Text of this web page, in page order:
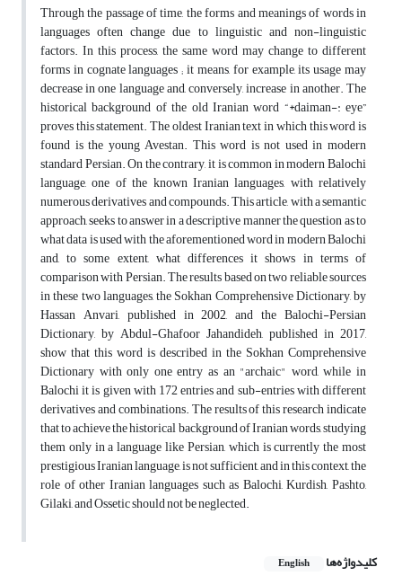
Through the passage of time, the forms and meanings of words in
languages often change due to linguistic and non-linguistic
factors. In this process, the same word may change to different
forms in cognate languages ; it means, for example, its usage may
decrease in one language and, conversely, increase in another. The
historical background of the old Iranian word “*daiman-: eye”
proves this statement. The oldest Iranian text in which this word is
found is the young Avestan. This word is not used in modern
standard Persian. On the contrary, it is common in modern Balochi
language, one of the known Iranian languages, with relatively
numerous derivatives and compounds. This article, with a semantic
approach, seeks to answer in a descriptive manner the question as to
what data is used with the aforementioned word in modern Balochi
and, to some extent, what differences it shows in terms of
comparison with Persian. The results based on two reliable sources
in these two languages, the Sokhan Comprehensive Dictionary, by
Hassan Anvari, published in 2002, and the Balochi-Persian
Dictionary, by Abdul-Ghafoor Jahandideh, published in 2017,
show that this word is described in the Sokhan Comprehensive
Dictionary with only one entry as an "archaic" word, while in
Balochi it is given with 172 entries and sub-entries with different
derivatives and combinations. The results of this research indicate
that to achieve the historical background of Iranian words, studying
them only in a language like Persian, which is currently the most
prestigious Iranian language, is not sufficient, and in this context, the
role of other Iranian languages such as Balochi, Kurdish, Pashto,
Gilaki, and Ossetic should not be neglected.
کلیدواژه‌ها English